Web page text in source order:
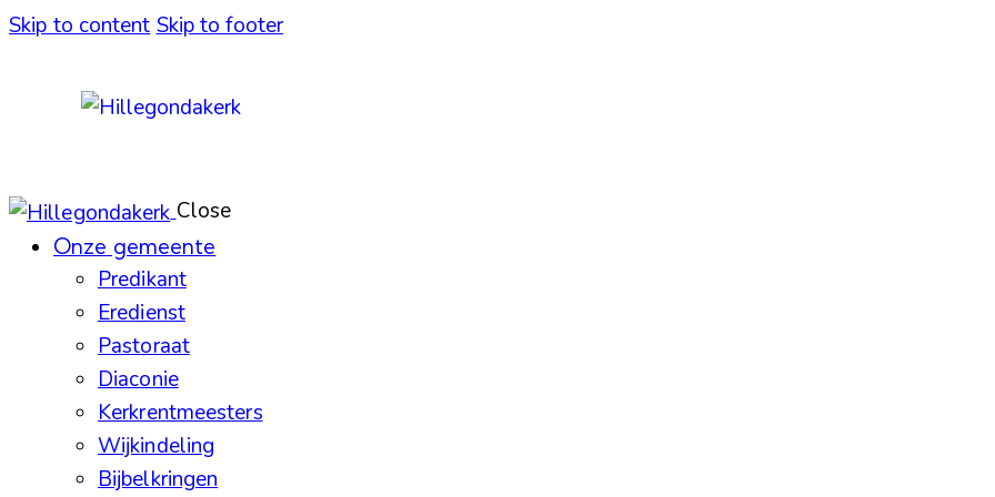
Skip to content Skip to footer
Close
Onze gemeente
Predikant
Eredienst
Pastoraat
Diaconie
Kerkrentmeesters
Wijkindeling
Bijbelkringen